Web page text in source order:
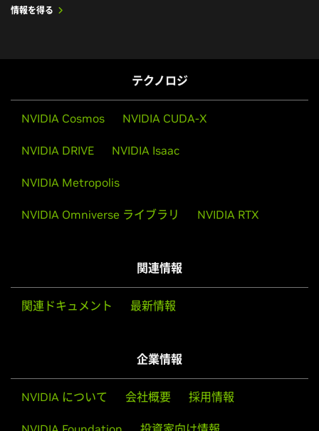
産業用ソフトウェアの主要な企業が、NVIDIA
構築
アクセラレーテッド コンピューティングは産業エ
ンジニアリングに革命をもたらし、シミュレーショ
ンにかかる時間を数週間から数時間へと短縮してき
フトウェアの主要な企業が、NVIDIA NemoClaw で
単かつ迅速に行う方法、OpenUSD でデータを分離し再
情報を得る
テクノロジ
NVIDIA Cosmos NVIDIA CUDA-X
NVIDIA DRIVE NVIDIA Isaac
NVIDIA Metropolis
NVIDIA Omniverse ライブラリ NVIDIA RTX
関連情報
関連ドキュメント 最新情報
企業情報
NVIDIA について 会社概要 採用情報